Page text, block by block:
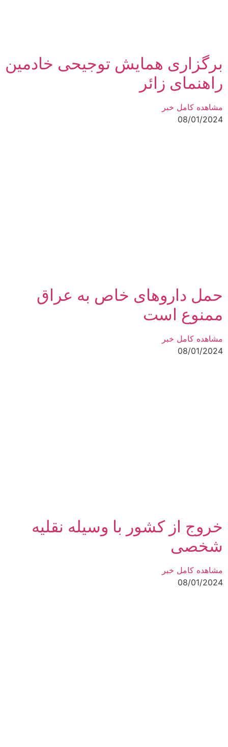
برگزاری همایش توجیحی خادمین
راهنمای زائر
مشاهده کامل خبر
08/01/2024
حمل داروهای خاص به عراق
ممنوع است
مشاهده کامل خبر
08/01/2024
خروج از کشور با وسیله نقلیه
شخصی
مشاهده کامل خبر
08/01/2024